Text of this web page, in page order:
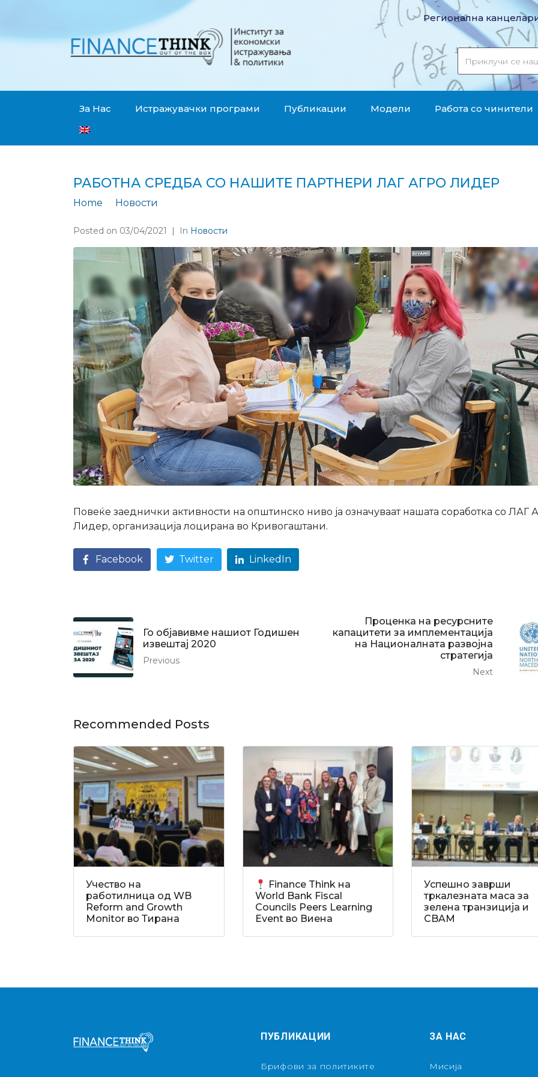
Регионална
За Нас Истражувачки програми Публикации Модели Работа со чинители
РАБОТНА СРЕДБА СО НАШИТЕ ПАРТНЕРИ ЛАГ АГРО ЛИДЕР
Home Новости
Posted on 03/04/2021 In Новости
Повеќе заеднички активности на општинско ниво ја означуваат нашата соработка со ЛАГ
Лидер, организација лоцирана во Кривогаштани.
Facebook Twitter LinkedIn
Го објавивме нашиот Годишен
извештај 2020
Previous
Проценка на ресурсните
капацитети за имплементација
на Националната развојна
стратегија
Next
Recommended Posts
Учество на
работилница од WB
Reform and Growth
Monitor во Тирана
Finance Think на
World Bank Fiscal
Councils Peers Learning
Event во Виена
Успешно заврши
тркалезната маса за
зелена транзиција и
CBAM
ПУБЛИКАЦИИ
Брифови за политиките
ЗА НАС
Мисија